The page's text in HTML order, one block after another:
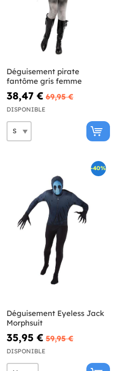
Déguisement pirate
fantôme gris femme
38,47 € 69,95 €
DISPONIBLE
-40%
Déguisement Eyeless Jack
Morphsuit
35,95 € 59,95 €
DISPONIBLE